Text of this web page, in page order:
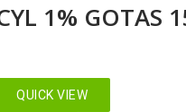
1% GOTAS
QUICK VIEW